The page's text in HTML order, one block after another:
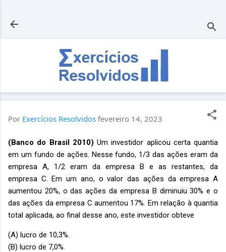
Por Exercícios Resolvidos fevereiro 14, 2023
(Banco do Brasil 2010) Um investidor aplicou certa quantia
em um fundo de ações. Nesse fundo, 1/3 das ações eram da
empresa A, 1/2 eram da empresa B e as restantes, da
empresa C. Em um ano, o valor das ações da empresa A
aumentou 20%, o das ações da empresa B diminuiu 30% e o
das ações da empresa C aumentou 17%. Em relação à quantia
total aplicada, ao final desse ano, este investidor obteve
(A) lucro de 10,3%.
(B) lucro de 7,0%.